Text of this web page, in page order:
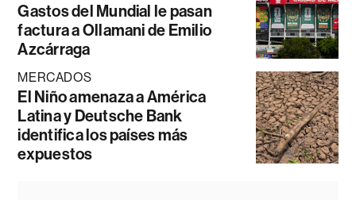
Gastos del Mundial le pasan
factura a Ollamani de Emilio
Azcárraga
MERCADOS
El Niño amenaza a América
Latina y Deutsche Bank
identifica los países más
expuestos